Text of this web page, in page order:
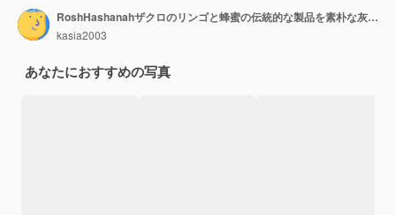
RoshHashanahザクロのリンゴと蜂蜜の伝統的な製品を素朴な灰色の背景でお祝いするユダヤ人の秋RoshHashanaのお祝いユダヤ教の祝日RoshHashanaのデザイン選択的な焦点
kasia2003
あなたにおすすめの写真